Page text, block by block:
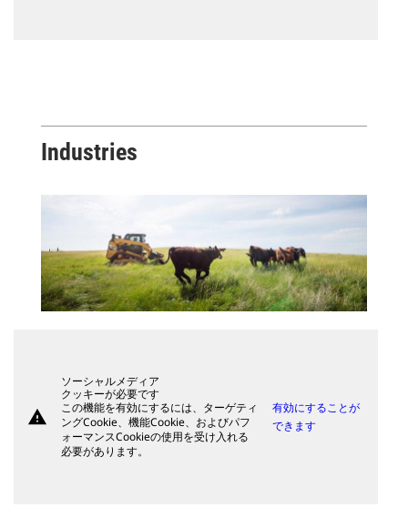
Industries
warning
ソーシャルメディア
クッキーが必要です
この機能を有効にするには、ターゲティ
ングCookie、機能Cookie、およびパフ
ォーマンスCookieの使用を受け入れる
必要があります。
有効にすることが
できます